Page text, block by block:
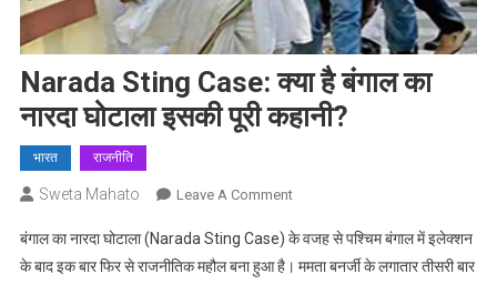
Narada Sting Case: क्या है बंगाल का
नारदा घोटाला इसकी पूरी कहानी?
भारत राजनीति
Sweta Mahato Leave A CommentOn
Sting
Case:
बंगाल का नारदा घोटाला (Narada Sting Case) के वजह से पश्चिम बंगाल में इलेक्शन
के बाद इक बार फिर से राजनीतिक महौल बना हुआ है। ममता बनर्जी के लगातार तीसरी बार